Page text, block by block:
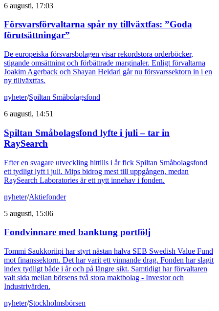
6 augusti, 17:03
Försvarsförvaltarna spår ny tillväxtfas: ”Goda
förutsättningar”
De europeiska försvarsbolagen visar rekordstora orderböcker,
stigande omsättning och förbättrade marginaler. Enligt förvaltarna
Joakim Agerback och Shayan Heidari går nu försvarssektorn in i en
ny tillväxtfas.
nyheter/Spiltan Småbolagsfond
6 augusti, 14:51
Spiltan Småbolagsfond lyfte i juli – tar in
RaySearch
Efter en svagare utveckling hittills i år fick Spiltan Småbolagsfond
ett tydligt lyft i juli. Mips bidrog mest till uppgången, medan
RaySearch Laboratories är ett nytt innehav i fonden.
nyheter/Aktiefonder
5 augusti, 15:06
Fondvinnare med banktung portfölj
Tommi Saukkoriipi har styrt nästan halva SEB Swedish Value Fund
mot finanssektorn. Det har varit ett vinnande drag. Fonden har slagit
index tydligt både i år och på längre sikt. Samtidigt har förvaltaren
valt sida mellan börsens två stora maktbolag - Investor och
Industrivärden.
nyheter/Stockholmsbörsen